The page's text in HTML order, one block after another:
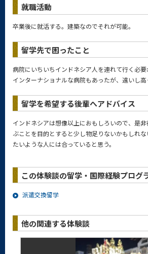
就職活動
卒業後に就活する。建築なのでそれが可能。
留学先で困ったこと
病院にいちいちインドネシア人を連れて行く必
インターナショナルな病院もあったが、遠いし高
留学を希望する後輩へアドバイス
インドネシアは想像以上におもしろいので、是
ぶことを目的とすると少し物足りないかもしれ
たいような人には合っていると思う。
この体験談の留学・国際経験プログ
派遣交換留学
他の関連する体験談